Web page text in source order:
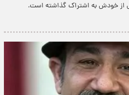
از خودش به اشتراک گذاشته است.